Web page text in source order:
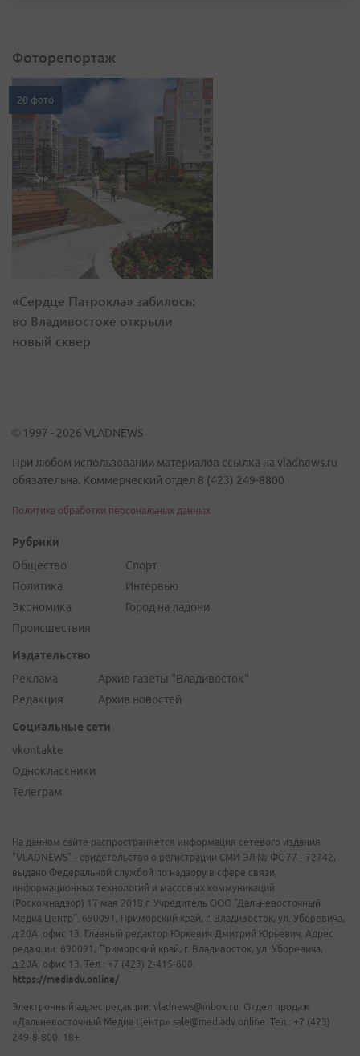
Фоторепортаж
20 фото
«Сердце Патрокла» забилось:
во Владивостоке открыли
новый сквер
© 1997 - 2026 VLADNEWS
При любом использовании материалов ссылка на vladnews.ru
обязательна. Коммерческий отдел 8 (423) 249-8800
Политика обработки персональных данных
Рубрики
Общество
Политика
Экономика
Происшествия
Спорт
Интервью
Город на ладони
Издательство
Реклама
Редакция
Архив газеты "Владивосток"
Архив новостей
Социальные сети
vkontakte
Одноклассники
Телеграм
На данном сайте распространяется информация сетевого издания
"VLADNEWS" - свидетельство о регистрации СМИ ЭЛ № ФС 77 - 72742,
выдано Федеральной службой по надзору в сфере связи,
информационных технологий и массовых коммуникаций
(Роскомнадзор) 17 мая 2018 г. Учредитель ООО "Дальневосточный
Медиа Центр". 690091, Приморский край, г. Владивосток, ул. Уборевича,
д.20А, офис 13. Главный редактор Юркевич Дмитрий Юрьевич. Адрес
редакции: 690091, Приморский край, г. Владивосток, ул. Уборевича,
д.20А, офис 13. Тел.: +7 (423) 2-415-600.
https://mediadv.online/
Электронный адрес редакции: vladnews@inbox.ru. Отдел продаж
«Дальневосточный Медиа Центр» sale@mediadv.online. Тел.: +7 (423)
249-8-800. 18+